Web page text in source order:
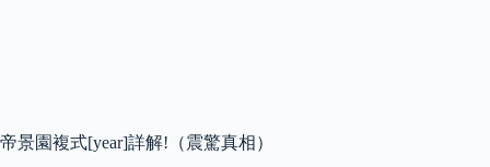
帝景園複式[year]詳解!（震驚真相）